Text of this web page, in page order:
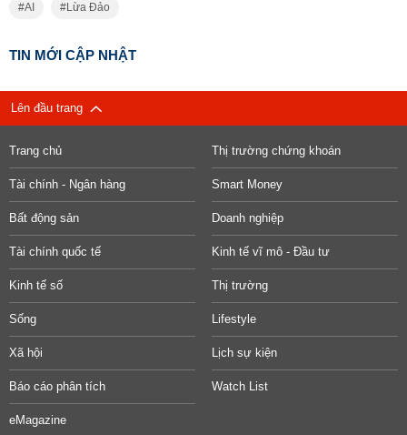
AI Lừa Đảo
TIN MỚI CẬP NHẬT
Lên đầu trang
Trang chủ Thị trường chứng khoán
Tài chính - Ngân hàng Smart Money
Bất động sản Doanh nghiệp
Tài chính quốc tế Kinh tế vĩ mô - Đầu tư
Kinh tế số Thị trường
Sống Lifestyle
Xã hội Lịch sự kiện
Báo cáo phân tích Watch List
eMagazine